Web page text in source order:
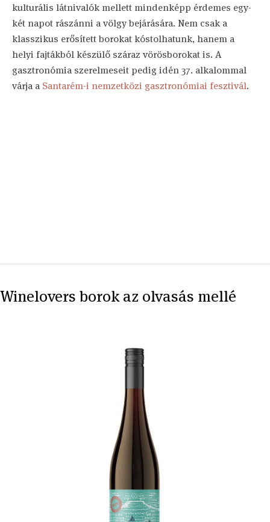
kulturális látnivalók mellett mindenképp érdemes egy-
két napot rászánni a völgy bejárására. Nem csak a
klasszikus erősített borokat kóstolhatunk, hanem a
helyi fajtákból készülő száraz vörösborokat is. A
gasztronómia szerelmeseit pedig idén 37. alkalommal
várja a Santarém-i nemzetközi gasztronómiai fesztivál.
Winelovers borok az olvasás mellé